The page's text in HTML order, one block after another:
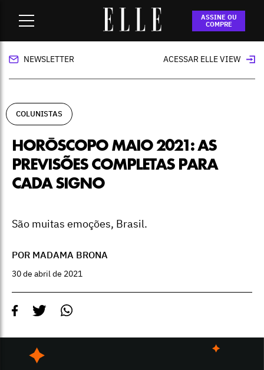
ASSINE OU
COMPRE
Horóscopo maio 2021: as previsões
completas para cada signo
NEWSLETTER ACESSAR ELLE VIEW
COLUNISTAS
HORÓSCOPO MAIO 2021: AS
PREVISÕES COMPLETAS PARA
CADA SIGNO
São muitas emoções, Brasil.
POR MADAMA BRONA
30 de abril de 2021